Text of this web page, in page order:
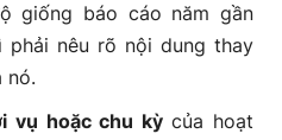
giống báo cáo năm gần
phải nêu rõ nội dung thay
nó.
vụ hoặc chu kỳcủa hoạt